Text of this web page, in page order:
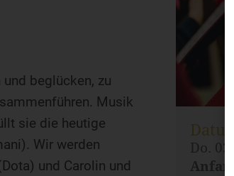
beglücken, zu
Musik
sie die heutige
Wir werden
und Carolin und
Do.